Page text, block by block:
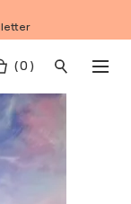
( 0 )